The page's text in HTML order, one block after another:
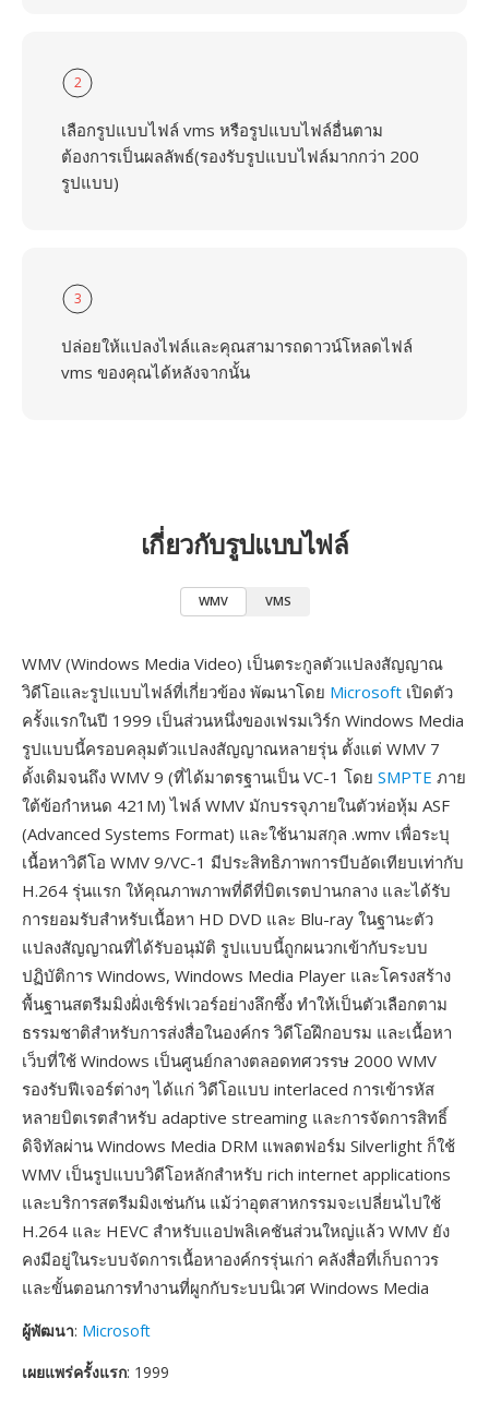
2
เลือกรูปแบบไฟล์ vms หรือรูปแบบไฟล์อื่นตาม
ต้องการเป็นผลลัพธ์(รองรับรูปแบบไฟล์มากกว่า 200
รูปแบบ)
3
ปล่อยให้แปลงไฟล์และคุณสามารถดาวน์โหลดไฟล์
vms ของคุณได้หลังจากนั้น
เกี่ยวกับรูปแบบไฟล์
WMV VMS
WMV (Windows Media Video) เป็นตระกูลตัวแปลงสัญญาณ
วิดีโอและรูปแบบไฟล์ที่เกี่ยวข้อง พัฒนาโดย Microsoft เปิดตัว
ครั้งแรกในปี 1999 เป็นส่วนหนึ่งของเฟรมเวิร์ก Windows Media
รูปแบบนี้ครอบคลุมตัวแปลงสัญญาณหลายรุ่น ตั้งแต่ WMV 7
ดั้งเดิมจนถึง WMV 9 (ที่ได้มาตรฐานเป็น VC-1 โดย SMPTE ภาย
ใต้ข้อกำหนด 421M) ไฟล์ WMV มักบรรจุภายในตัวห่อหุ้ม ASF
(Advanced Systems Format) และใช้นามสกุล .wmv เพื่อระบุ
เนื้อหาวิดีโอ WMV 9/VC-1 มีประสิทธิภาพการบีบอัดเทียบเท่ากับ
H.264 รุ่นแรก ให้คุณภาพภาพที่ดีที่บิตเรตปานกลาง และได้รับ
การยอมรับสำหรับเนื้อหา HD DVD และ Blu-ray ในฐานะตัว
แปลงสัญญาณที่ได้รับอนุมัติ รูปแบบนี้ถูกผนวกเข้ากับระบบ
ปฏิบัติการ Windows, Windows Media Player และโครงสร้าง
พื้นฐานสตรีมมิงฝั่งเซิร์ฟเวอร์อย่างลึกซึ้ง ทำให้เป็นตัวเลือกตาม
ธรรมชาติสำหรับการส่งสื่อในองค์กร วิดีโอฝึกอบรม และเนื้อหา
เว็บที่ใช้ Windows เป็นศูนย์กลางตลอดทศวรรษ 2000 WMV
รองรับฟีเจอร์ต่างๆ ได้แก่ วิดีโอแบบ interlaced การเข้ารหัส
หลายบิตเรตสำหรับ adaptive streaming และการจัดการสิทธิ์
ดิจิทัลผ่าน Windows Media DRM แพลตฟอร์ม Silverlight ก็ใช้
WMV เป็นรูปแบบวิดีโอหลักสำหรับ rich internet applications
และบริการสตรีมมิงเช่นกัน แม้ว่าอุตสาหกรรมจะเปลี่ยนไปใช้
H.264 และ HEVC สำหรับแอปพลิเคชันส่วนใหญ่แล้ว WMV ยัง
คงมีอยู่ในระบบจัดการเนื้อหาองค์กรรุ่นเก่า คลังสื่อที่เก็บถาวร
และขั้นตอนการทำงานที่ผูกกับระบบนิเวศ Windows Media
ผู้พัฒนา: Microsoft
เผยแพร่ครั้งแรก: 1999